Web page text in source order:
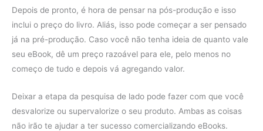
Depois de pronto, é hora de pensar na pós-produção e isso
inclui o preço do livro. Aliás, isso pode começar a ser pensado
já na pré-produção. Caso você não tenha ideia de quanto vale
seu eBook, dê um preço razoável para ele, pelo menos no
começo de tudo e depois vá agregando valor.
Deixar a etapa da pesquisa de lado pode fazer com que você
desvalorize ou supervalorize o seu produto. Ambas as coisas
não irão te ajudar a ter sucesso comercializando eBooks.